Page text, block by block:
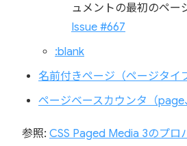
ュメントの最初のペー
Issue #667
:blank
名前付きページ（ページタイ
ページベースカウンタ（page
参照: CSS Paged Media 3のプロ